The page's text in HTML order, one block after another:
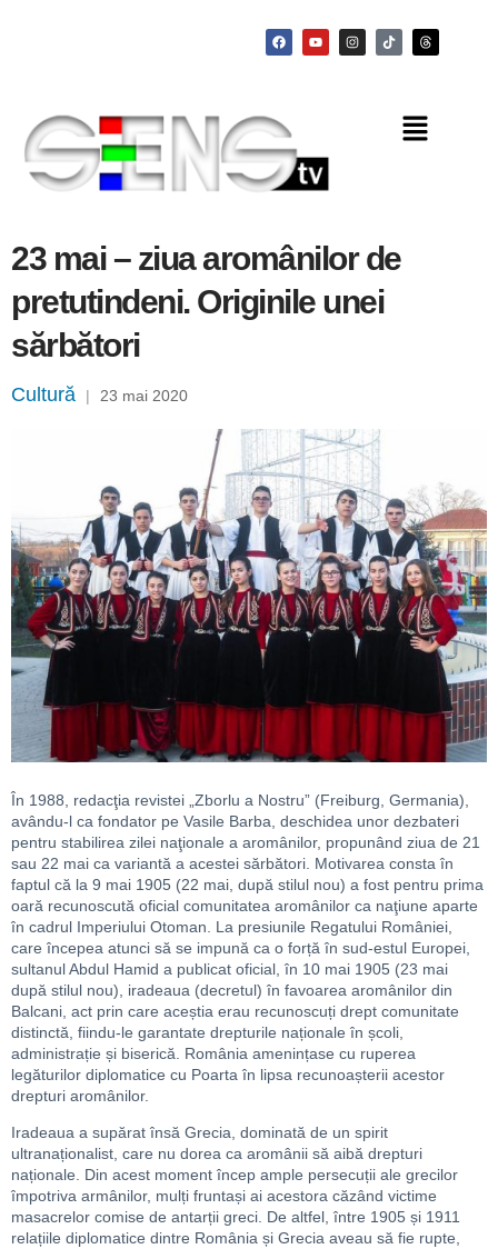
23 mai – ziua aromânilor de
pretutindeni. Originile unei
sărbători
Cultură | 23 mai 2020
În 1988, redacţia revistei „Zborlu a Nostru” (Freiburg, Germania),
avându-l ca fondator pe Vasile Barba, deschidea unor dezbateri
pentru stabilirea zilei naţionale a aromânilor, propunând ziua de 21
sau 22 mai ca variantă a acestei sărbători. Motivarea consta în
faptul că la 9 mai 1905 (22 mai, după stilul nou) a fost pentru prima
oară recunoscută oficial comunitatea aromânilor ca naţiune aparte
în cadrul Imperiului Otoman. La presiunile Regatului României,
care începea atunci să se impună ca o forță în sud-estul Europei,
sultanul Abdul Hamid a publicat oficial, în 10 mai 1905 (23 mai
după stilul nou), iradeaua (decretul) în favoarea aromânilor din
Balcani, act prin care aceștia erau recunoscuți drept comunitate
distinctă, fiindu-le garantate drepturile naționale în școli,
administrație și biserică. România amenințase cu ruperea
legăturilor diplomatice cu Poarta în lipsa recunoașterii acestor
drepturi aromânilor.
Iradeaua a supărat însă Grecia, dominată de un spirit
ultranaționalist, care nu dorea ca aromânii să aibă drepturi
naționale. Din acest moment încep ample persecuții ale grecilor
împotriva armânilor, mulți fruntași ai acestora căzând victime
masacrelor comise de antarții greci. De altfel, între 1905 și 1911
relațiile diplomatice dintre România și Grecia aveau să fie rupte,